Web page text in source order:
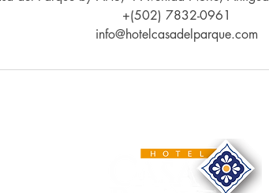
+(502) 7832-0961
info@hotelcasadelparque.com